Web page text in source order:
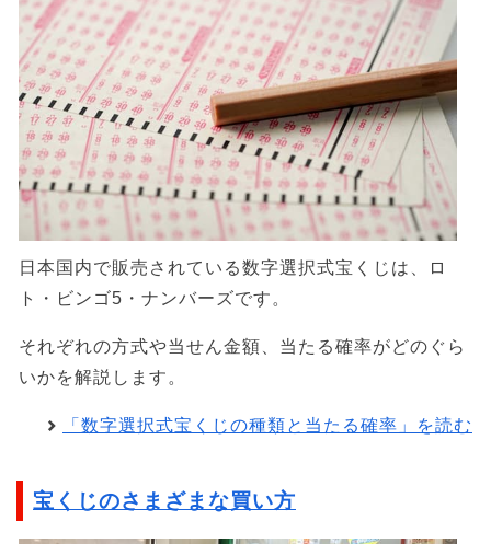
日本国内で販売されている数字選択式宝くじは、ロ
ト・ビンゴ5・ナンバーズです。
それぞれの方式や当せん金額、当たる確率がどのぐら
いかを解説します。
「数字選択式宝くじの種類と当たる確率」を読む
宝くじのさまざまな買い方